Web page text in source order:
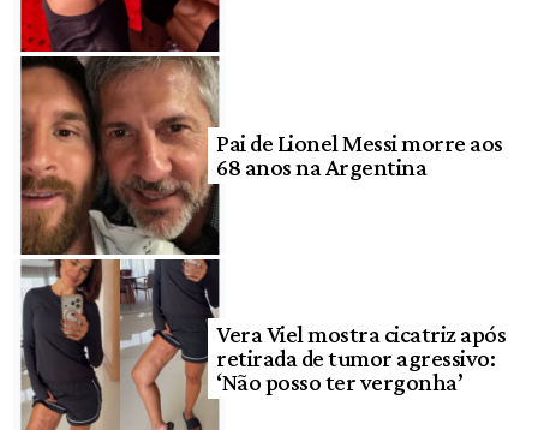
Pai de Lionel Messi morre aos
68 anos na Argentina
Vera Viel mostra cicatriz após
retirada de tumor agressivo:
‘Não posso ter vergonha’